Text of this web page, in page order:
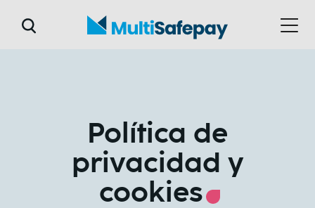
Política de
privacidad y
cookies